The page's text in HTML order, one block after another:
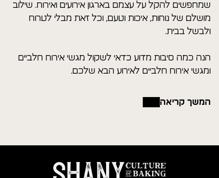
שמחפשים להקל על עצמם בארגון אירועים ואירוח. שילוב
מושלם של נוחות, איכות וטעם, וכל זאת מבלי לטרוח
ולבשל בבית.
הנה כמה סיבות מדוע כדאי לשקול מגשי אירוח חלביים
ומגשי אירוח חלביים לאירוע הבא שלכם.
המשך קריאה